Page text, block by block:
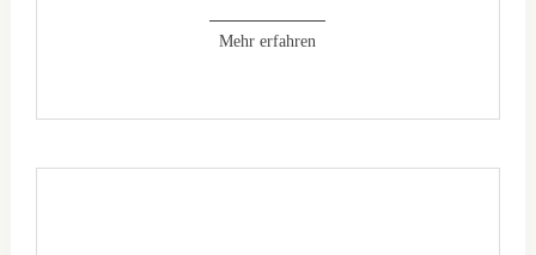
Mehr erfahren